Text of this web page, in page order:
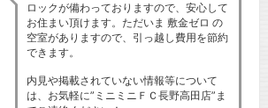
ロックが備わっておりますので、安心して
お住まい頂けます。ただいま 敷金ゼロ の
空室がありますので、引っ越し費用を節約
できます。
内見や掲載されていない情報等について
は、お気軽に”ミニミニＦＣ長野高田店”ま